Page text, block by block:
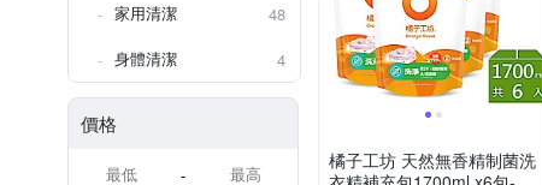
家用清潔
48
身體清潔
4
價格
-
橘子工坊 天然無香精制菌洗